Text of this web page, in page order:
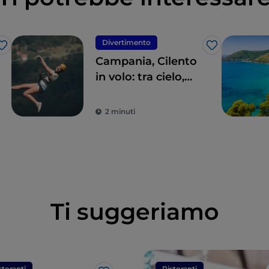
Like
Divertimento
Like
Campania, Cilento
in volo: tra cielo,
2 minuti
Ti suggeriamo